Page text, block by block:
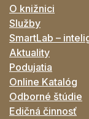
O knižnici
Služby
SmartLab –
Aktuality
Podujatia
Online Katalóg
Odborné štúdie
Edičná činnosť